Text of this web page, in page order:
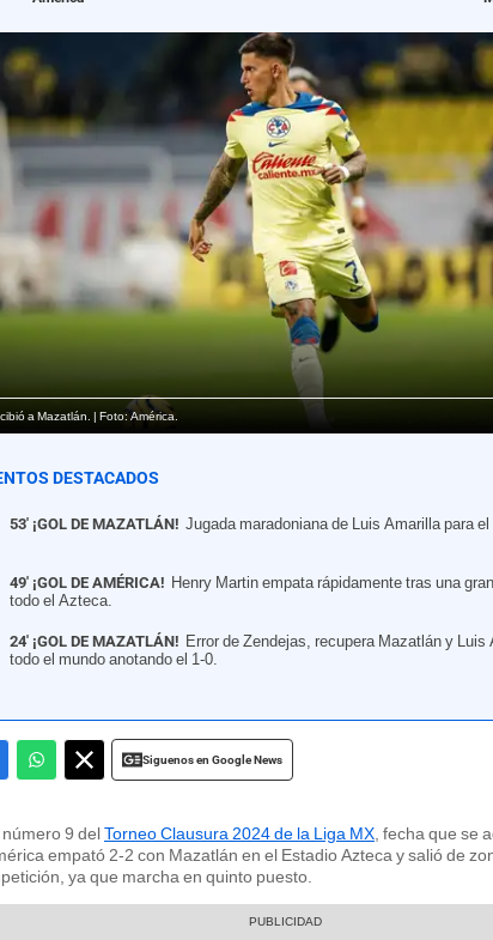
a Mazatlán. | Foto: América.
DESTACADOS
53' ¡GOL DE MAZATLÁN! Jugada maradoniana de Luis Amarilla para
49' ¡GOL DE AMÉRICA! Henry Martin empata rápidamente tras una
todo el Azteca.
24' ¡GOL DE MAZATLÁN! Error de Zendejas, recupera Mazatlán y Luis
todo el mundo anotando el 1-0.
Siguenos en Google News
9 delTorneo Clausura 2024 de la Liga MX, fecha que se
empató 2-2 con Mazatlán en el Estadio Azteca y salió de
ya que marcha en quinto puesto.